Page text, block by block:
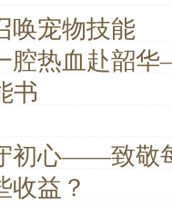
唤宠物技能
腔热血赴韶
书
初心——致敬
收益？